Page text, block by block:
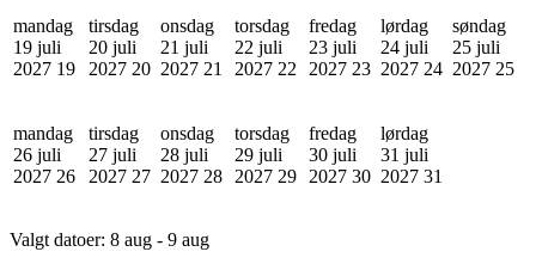
mandag
19 juli
2027 19
tirsdag
20 juli
2027 20
onsdag
21 juli
2027 21
torsdag
22 juli
2027 22
fredag
23 juli
2027 23
lørdag
24 juli
2027 24
søndag
25 juli
2027 25
mandag
26 juli
2027 26
tirsdag
27 juli
2027 27
onsdag
28 juli
2027 28
torsdag
29 juli
2027 29
fredag
30 juli
2027 30
lørdag
31 juli
2027 31
Valgt datoer: 8 aug - 9 aug